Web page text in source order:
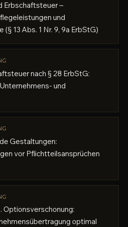
Erbschaftsteuer –
und
13 Abs. 1 Nr. 9, 9a ErbStG)
nach § 28 ErbStG:
und
Gestaltungen:
vor Pflichtteilsansprüchen
Optionsverschonung:
optimal